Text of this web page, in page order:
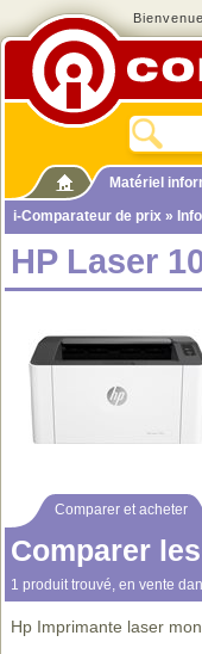
Matériel
i-Comparateur de prix »
HP Laser
Comparer et acheter
Comparer
1 produit trouvé, en vente
Hp Imprimante laser